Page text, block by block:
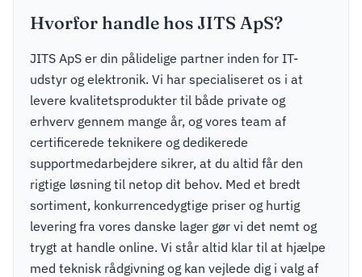
Hvorfor handle hos JITS ApS?
JITS ApS er din pålidelige partner inden for IT-
udstyr og elektronik. Vi har specialiseret os i at
levere kvalitetsprodukter til både private og
erhverv gennem mange år, og vores team af
certificerede teknikere og dedikerede
supportmedarbejdere sikrer, at du altid får den
rigtige løsning til netop dit behov. Med et bredt
sortiment, konkurrencedygtige priser og hurtig
levering fra vores danske lager gør vi det nemt og
trygt at handle online. Vi står altid klar til at hjælpe
med teknisk rådgivning og kan vejlede dig i valg af